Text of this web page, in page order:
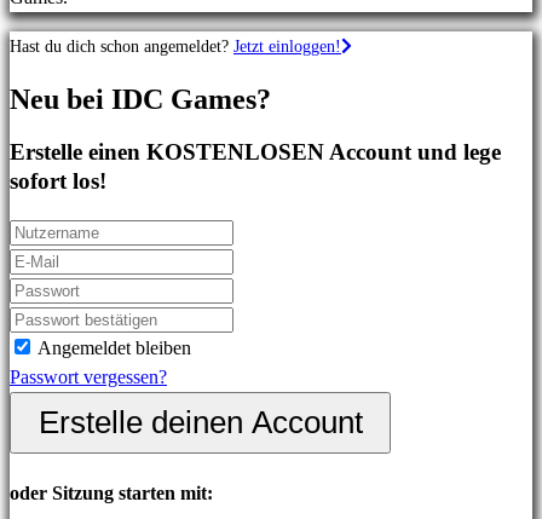
Gameplays
In-
Game
Events
Neuigkeiten
Media
Guides
Foren
IDC
Plays
IDC
Support
Hast du dich schon angemeldet? Jetzt einloggen!
Neu bei IDC Games?
Erstelle einen KOSTENLOSEN Account und lege
sofort los!
Angemeldet bleiben
Passwort vergessen?
Erstelle deinen Account
oder Sitzung starten mit: